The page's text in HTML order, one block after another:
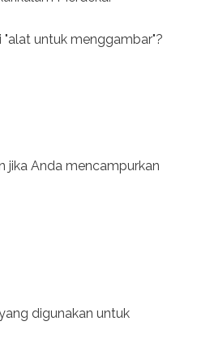
untuk menggambar"?
jika Anda mencampurkan
digunakan untuk